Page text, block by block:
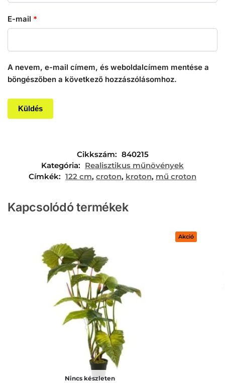
E-mail *
A nevem, e-mail címem, és weboldalcímem mentése a
böngészőben a következő hozzászólásomhoz.
Cikkszám: 840215
Kategória: Realisztikus műnövények
Címkék: 122 cm, croton, kroton, mű croton
Kapcsolódó termékek
Nincs készleten
Akció